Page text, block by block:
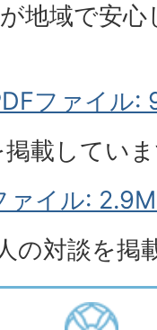
地域で安
ファイル:
載してい
ァイル:
の対談を掲